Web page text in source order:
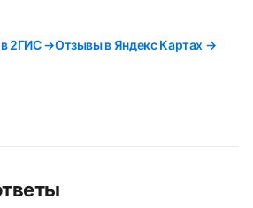
в 2ГИС →Отзывы в Яндекс Картах →